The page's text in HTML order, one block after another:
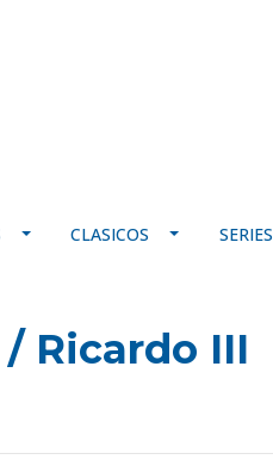
CLASICOS SERIES
Ricardo III